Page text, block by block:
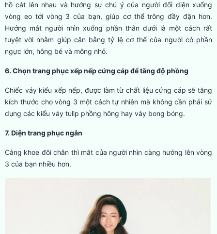
hồ cát lên nhau và hướng sự chú ý của người đối diện xuống
vòng eo tới vòng 3 của bạn, giúp cơ thể trông đầy đặn hơn.
Hướng mắt người nhìn xuống phần thân dưới là một cách rất
tuyệt vời nhằm giúp cân bằng tỷ lệ cơ thể của người có phần
ngực lớn, hông bé và mông nhỏ.
6. Chọn trang phục xếp nếp cứng cáp để tăng độ phồng
Chiếc váy kiểu xếp nếp, được làm từ chất liệu cứng cáp sẽ tăng
kích thước cho vòng 3 một cách tự nhiên mà không cần phải sử
dụng các kiểu váy tulip phồng hông hay váy bong bóng.
7. Diện trang phục ngắn
Càng khoe đôi chân thì mắt của người nhìn càng hướng lên vòng
3 của bạn nhiều hơn.